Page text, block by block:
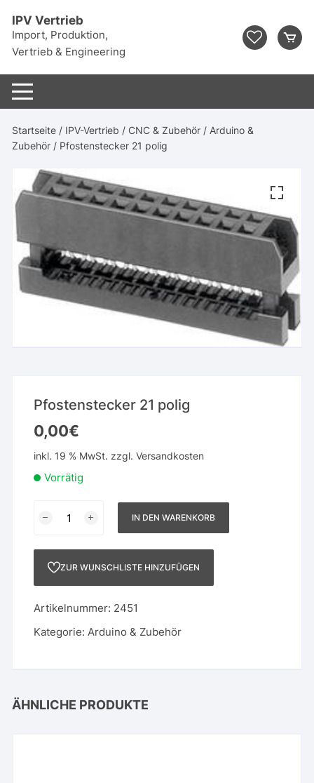
Inhalt
springen
IPV Vertrieb
Import, Produktion,
Vertrieb & Engineering
Startseite / IPV-Vertrieb / CNC & Zubehör / Arduino &
Zubehör / Pfostenstecker 21 polig
Pfostenstecker 21 polig
0,00€
inkl. 19 % MwSt. zzgl.Versandkosten
Vorrätig
Menge
IN DEN WARENKORB
ZUR WUNSCHLISTE HINZUFÜGEN
Artikelnummer: 2451
Kategorie:Arduino & Zubehör
ÄHNLICHE PRODUKTE